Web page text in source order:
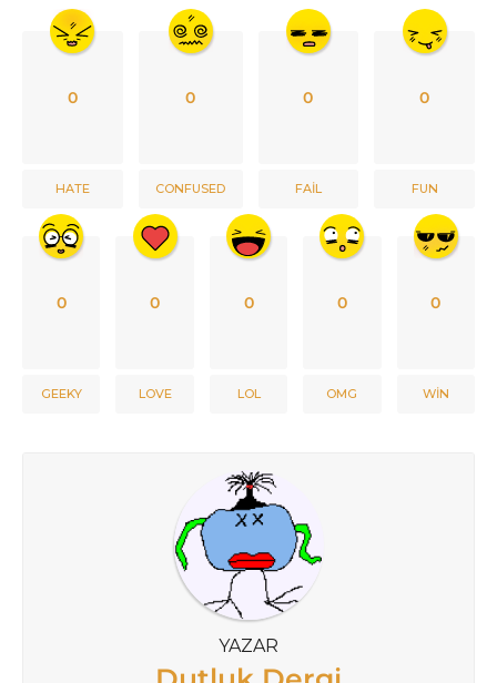
0
HATE
0
CONFUSED
0
FAIL
0
FUN
0
GEEKY
0
LOVE
0
LOL
0
OMG
0
WIN
YAZAR